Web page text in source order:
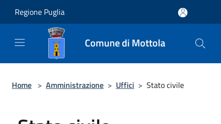
Regione Puglia
Comune di Mottola
Home > Amministrazione > Uffici > Stato civile